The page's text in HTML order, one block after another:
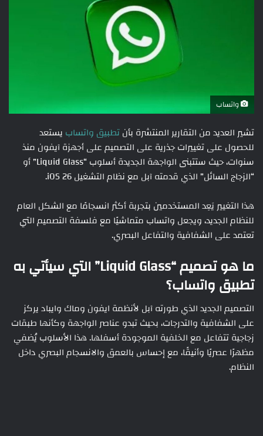
واتساب
تشير العديد من التقارير المنتشرة بأنتطبيق واتساب يستعد
للحصول على تغييرات جذرية على التصميم على أجهزة آيفون منذ
سنوات، حيث ستتبنى الواجهة الجديدة أسلوب “Liquid Glass” أو
“الزجاج السائل” الذي قدمته آبل مع نظام التشغيل iOS 26.
هذا التغيير يَعِد المستخدمين بتجربة أكثر انسجامًا مع الشكل العام
للنظام الجديد، ويجعل واتساب متماشيًا مع فلسفة التصميم التي
تعتمد على الشفافية والتفاعل البصري.
ما هو تصميم “Liquid Glass” التي سيأتي به
تطبيق واتساب؟
التصميم الجديد الذي طورته آبل لأنظمة ايفون وماك وايباد يركز
على الشفافية والتدرجات، بحيث تبدو عناصر الواجهة وكأنها طبقات
زجاجية تتفاعل مع الخلفية الموجودة أسفلها. هذا الأسلوب يُضفي
مظهرًا عصريًا وأنيقًا، مع إحساس بالعمق والانسجام البصري داخل
النظام.